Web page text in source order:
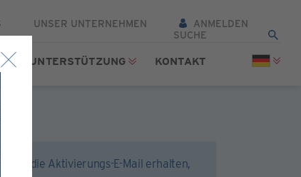
UNSER UNTERNEHMEN ANMELDEN
UNTERSTÜTZUNG KONTAKT
Sie die Aktivierungs-E-Mail erhalten,